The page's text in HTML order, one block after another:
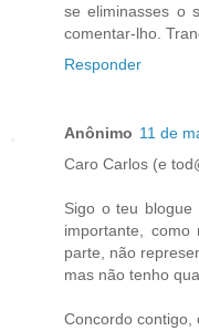
se eliminasses o
comentar-lho.
Responder
Anônimo 11 de
Caro Carlos (e
Sigo o teu
importante,
parte, não
mas não tenho
Concordo contigo,